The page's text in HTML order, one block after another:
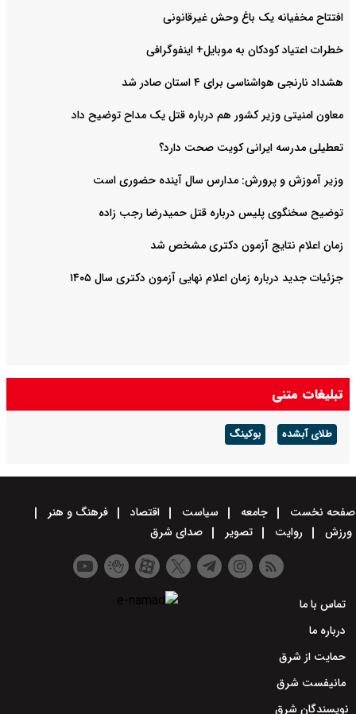
افتتاح مخفیانه یک باغ وحش غیرقانونی
خطرات اعتیاد کودکان به موبایل+ اینفوگرافی
هشداد نارنجی هواشناسی برای ۴ استان صادر شد
معاون امنیتی وزیر کشور هم درباره قتل یک مداح توضیح داد
تعطیلی مدرسه ایرانی کویت صحت دارد؟
وزیر آموزش و پرورش: مدارس سال آینده حضوری است
توضیح سخنگوی پلیس درباره قتل حمیدرضا رجب زاده
زمان اعلام نتایج آزمون دکتری مشخص شد
جزئیات جدید درباره زمان اعلام نهایی آزمون دکتری سال ۱۴۰۵
تبلیغات متنی
طلای آبشده بوکینگ
صفحه نخست جامعه سیاست اقتصاد
فرهنگ و هنر
ورزش
روایت تصویر صدای شرق
تماس با ما
درباره ما
حمایت از شرق
مانیفست شرق
نویسندگان شرق